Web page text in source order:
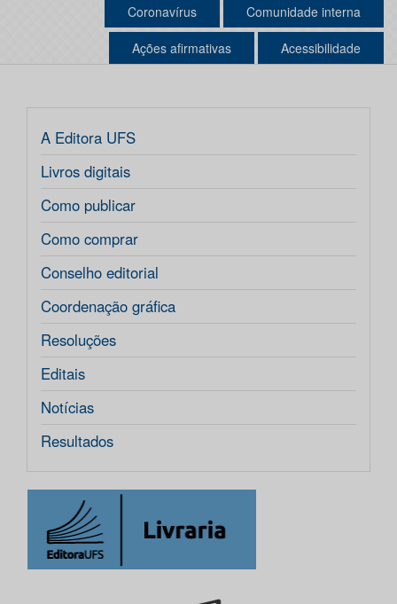
Coronavírus Comunidade interna
Ações afirmativas Acessibilidade
A Editora UFS
Livros digitais
Como publicar
Como comprar
Conselho editorial
Coordenação gráfica
Resoluções
Editais
Notícias
Resultados